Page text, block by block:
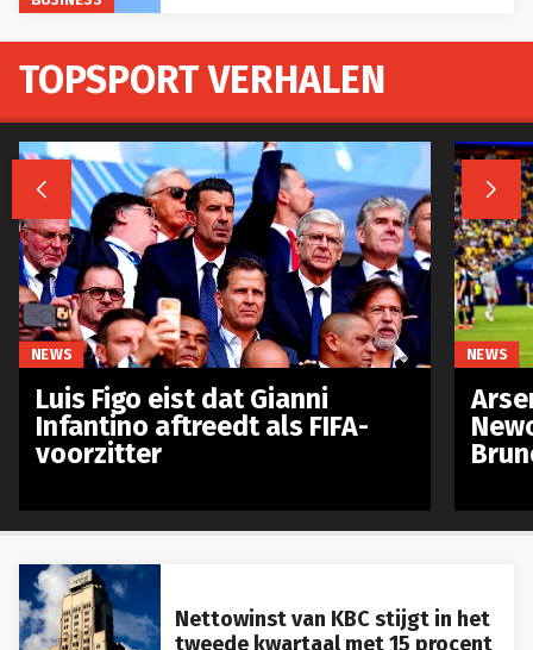
Nettowinst van KBC stijgt in het
tweede kwartaal met 15 procent
TOPSPORT VERHALEN
 
NEWS
Luis Figo eist dat Gianni
Infantino aftreedt als FIFA-
voorzitter
NEWS